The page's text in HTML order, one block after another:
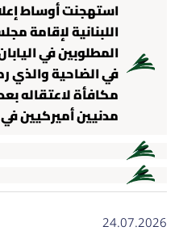
استهجنت أوساط
اللبنانية لإقامة
المطلوبين في
في الضاحية والذي
مكافأة لاعتقاله
مدنيين أميركيين
24.07.2026